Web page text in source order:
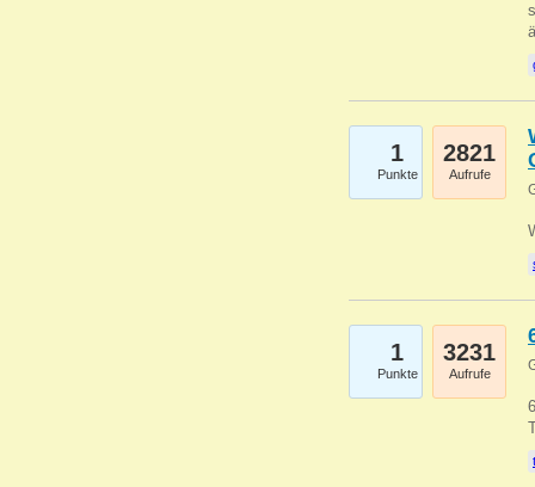
1
Punkte
2821
Aufrufe
1
Punkte
3231
Aufrufe